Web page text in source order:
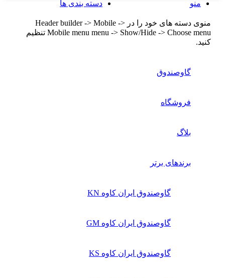
منو دسته بندی ها
منوی دسته های خود را در Header builder -> Mobile ->
Mobile menu menu -> Show/Hide -> Choose menu تنظیم
کنید.
گاوصندوق
فروشگاه
بلاگ
برندهای برتر
گاوصندوق ایران کاوه KN
گاوصندوق ایران کاوه GM
گاوصندوق ایران کاوه KS